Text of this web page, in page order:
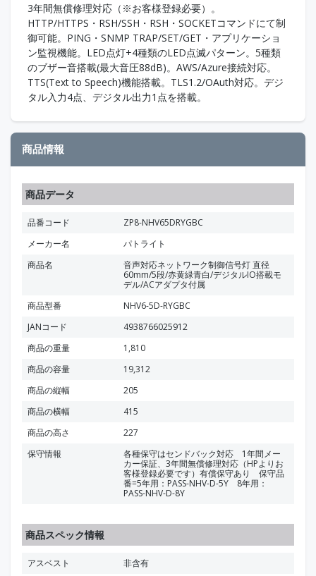
3年間無償修理対応（※お客様登録必要）。
HTTP/HTTPS・RSH/SSH・RSH・SOCKETコマンドにて制
御可能。PING・SNMP TRAP/SET/GET・アプリケーショ
ン監視機能。LED点灯+4種類のLED点滅パターン。5種類
のブザー音搭載(最大音圧88dB)。AWS/Azure接続対応。
TTS(Text to Speech)機能搭載。TLS1.2/OAuth対応。デジ
タル入力4点、デジタル出力1点を搭載。
商品情報
商品データ
品番コード
ZP8-NHV65DRYGBC
メーカー名
パトライト
商品名
音声対応ネットワーク制御信号灯 直径
60mm/5段/赤黄緑青白/デジタルIO搭載モ
デル/ACアダプタ付属
商品型番
NHV6-5D-RYGBC
JANコード
4938766025912
商品の重量
1,810
商品の容量
19,312
商品の縦幅
205
商品の横幅
415
商品の高さ
227
保守情報
各種保守はセンドバック対応 1年間メー
カー保証、3年間無償修理対応（HPよりお
客様登録必要です）有償保守あり 保守品
番=5年用：PASS-NHV-D-5Y 8年用：
PASS-NHV-D-8Y
商品スペック情報
アスベスト
非含有